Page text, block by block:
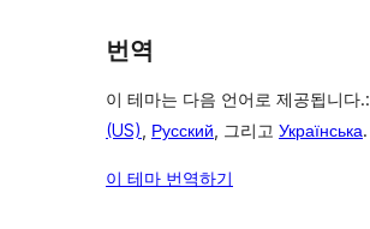
번역
이 테마는 다음 언어로 제공됩니다.:
(US), Русский, 그리고 Українська.
이 테마 번역하기